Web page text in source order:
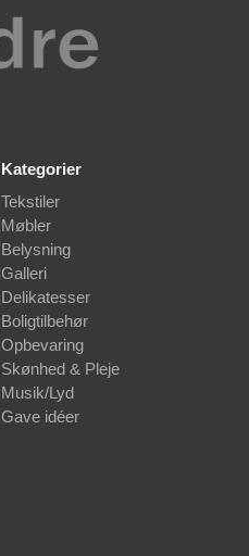
Kategorier
Tekstiler
Møbler
Belysning
Galleri
Delikatesser
Boligtilbehør
Opbevaring
Skønhed & Pleje
Musik/Lyd
Gave idéer